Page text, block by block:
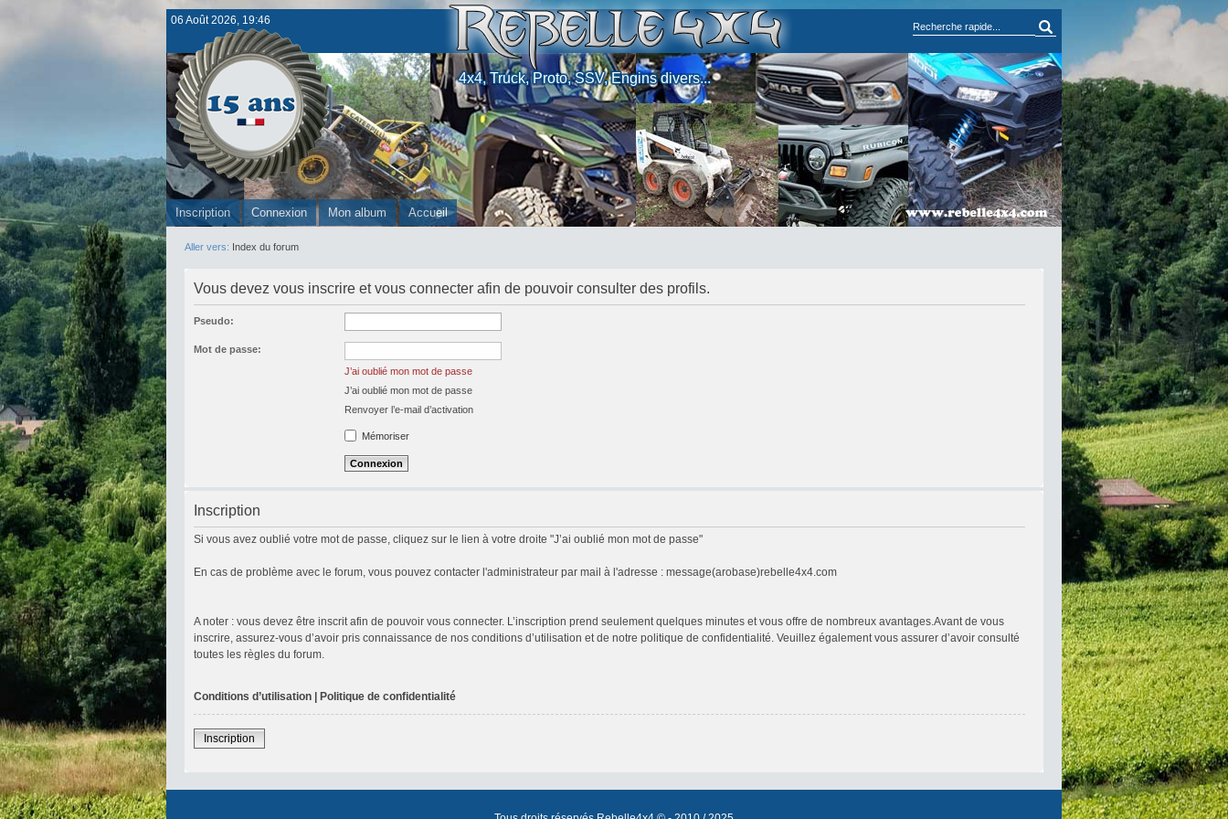
06 Août 2026, 19:46
Inscription Connexion Mon album Accueil
4x4, Truck, Proto, SSV, Engins divers...
Aller vers: Index du forum
Vous devez vous inscrire et vous connecter afin de pouvoir consulter des profils.
Pseudo:
Mot de passe:
J’ai oublié mon mot de passe
J’ai oublié mon mot de passe
Renvoyer l’e-mail d’activation
Mémoriser
Inscription
Si vous avez oublié votre mot de passe, cliquez sur le lien à votre droite "J’ai oublié mon mot de passe"
En cas de problème avec le forum, vous pouvez contacter l'administrateur par mail à l'adresse : message(arobase)rebelle4x4.com
A noter : vous devez être inscrit afin de pouvoir vous connecter. L’inscription prend seulement quelques minutes et vous offre de nombreux avantages.Avant de vous
inscrire, assurez-vous d’avoir pris connaissance de nos conditions d’utilisation et de notre politique de confidentialité. Veuillez également vous assurer d’avoir consulté
toutes les règles du forum.
Conditions d’utilisation Politique de confidentialité
Inscription